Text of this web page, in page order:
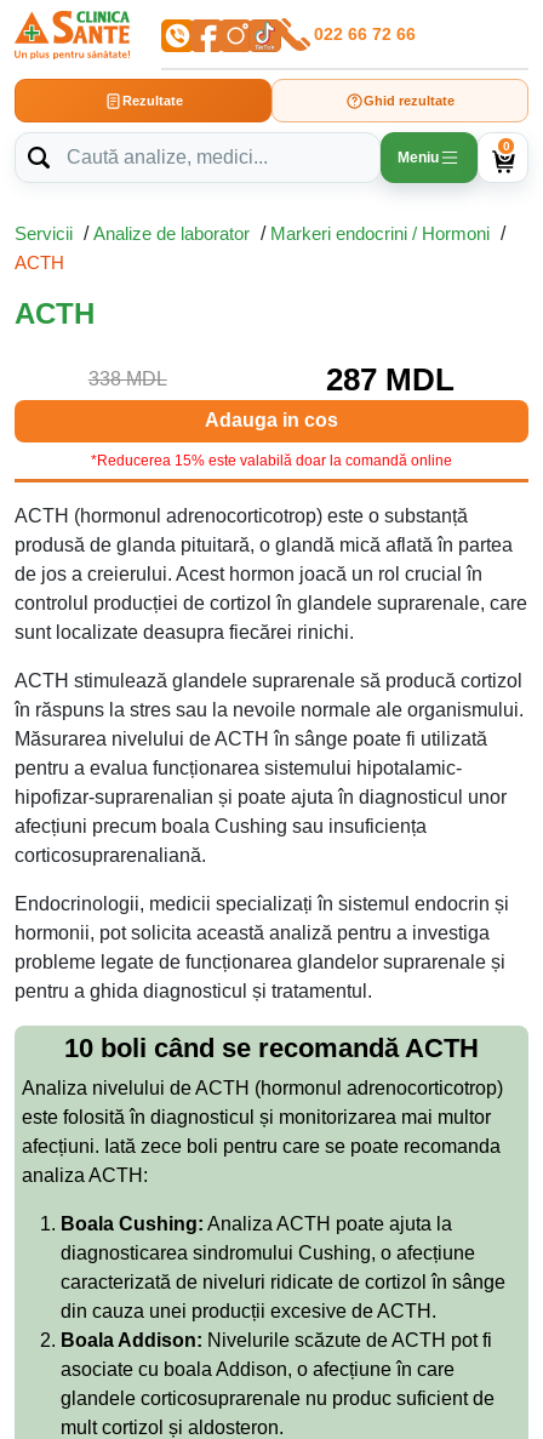
022 66 72 66
Rezultate Ghid rezultate
Meniu
0
Servicii /Analize de laborator / Markeri endocrini / Hormoni /
ACTH
ACTH
338 MDL 287 MDL
Adauga in cos
*Reducerea 15% este valabilă doar la comandă online
ACTH (hormonul adrenocorticotrop) este o substanță
produsă de glanda pituitară, o glandă mică aflată în partea
de jos a creierului. Acest hormon joacă un rol crucial în
controlul producției de cortizol în glandele suprarenale, care
sunt localizate deasupra fiecărei rinichi.
ACTH stimulează glandele suprarenale să producă cortizol
în răspuns la stres sau la nevoile normale ale organismului.
Măsurarea nivelului de ACTH în sânge poate fi utilizată
pentru a evalua funcționarea sistemului hipotalamic-
hipofizar-suprarenalian și poate ajuta în diagnosticul unor
afecțiuni precum boala Cushing sau insuficiența
corticosuprarenaliană.
Endocrinologii, medicii specializați în sistemul endocrin și
hormonii, pot solicita această analiză pentru a investiga
probleme legate de funcționarea glandelor suprarenale și
pentru a ghida diagnosticul și tratamentul.
10 boli când se recomandă ACTH
Analiza nivelului de ACTH (hormonul adrenocorticotrop)
este folosită în diagnosticul și monitorizarea mai multor
afecțiuni. Iată zece boli pentru care se poate recomanda
analiza ACTH:
Boala Cushing: Analiza ACTH poate ajuta la
diagnosticarea sindromului Cushing, o afecțiune
caracterizată de niveluri ridicate de cortizol în sânge
din cauza unei producții excesive de ACTH.
Boala Addison: Nivelurile scăzute de ACTH pot fi
asociate cu boala Addison, o afecțiune în care
glandele corticosuprarenale nu produc suficient de
mult cortizol și aldosteron.